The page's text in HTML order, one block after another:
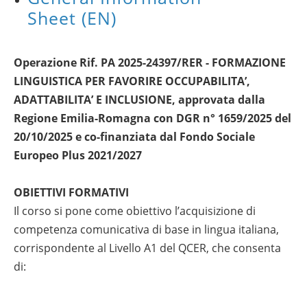
Sheet (EN)
Operazione Rif. PA 2025-24397/RER - FORMAZIONE
LINGUISTICA PER FAVORIRE OCCUPABILITA’,
ADATTABILITA’ E INCLUSIONE, approvata dalla
Regione Emilia-Romagna con DGR n° 1659/2025 del
20/10/2025 e co-finanziata dal Fondo Sociale
Europeo Plus 2021/2027
OBIETTIVI FORMATIVI
Il corso si pone come obiettivo l’acquisizione di
competenza comunicativa di base in lingua italiana,
corrispondente al Livello A1 del QCER, che consenta
di: